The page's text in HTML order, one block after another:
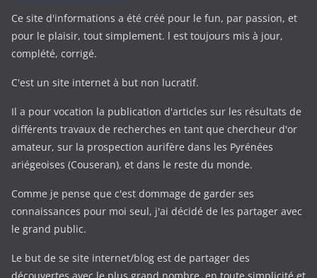
Ce site d'informations a été créé pour le fun, par passion, et
pour le plaisir, tout simplement. l est toujours mis à jour,
complété, corrigé.
C'est un site internet à but non lucratif.
Il a pour vocation la publication d'articles sur les résultats de
différents travaux de recherches en tant que chercheur d'or
amateur, sur la prospection aurifère dans les Pyrénées
ariégeoises (Couseran), et dans le reste du monde.
Comme je pense que c'est dommage de garder ses
connaissances pour moi seul, j'ai décidé de les partager avec
le grand public.
Le but de se site internet/blog est de partager des